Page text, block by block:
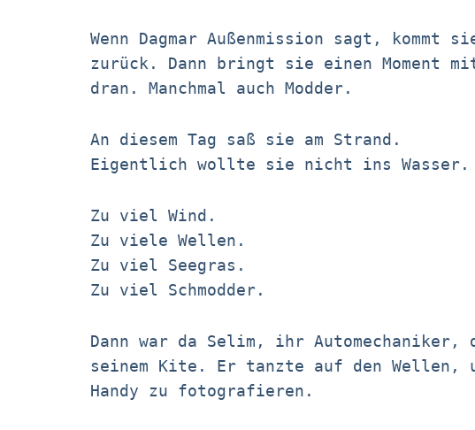
Wenn Dagmar Außenmission sagt,
zurück. Dann bringt sie einen Moment
dran. Manchmal auch Modder.
An diesem Tag saß sie am Strand.
Eigentlich wollte sie nicht ins Wasser.
Zu viel Wind.
Zu viele Wellen.
Zu viel Seegras.
Zu viel Schmodder.
Dann war da Selim, ihr Automechaniker,
seinem Kite. Er tanzte auf den Wellen,
Handy zu fotografieren.